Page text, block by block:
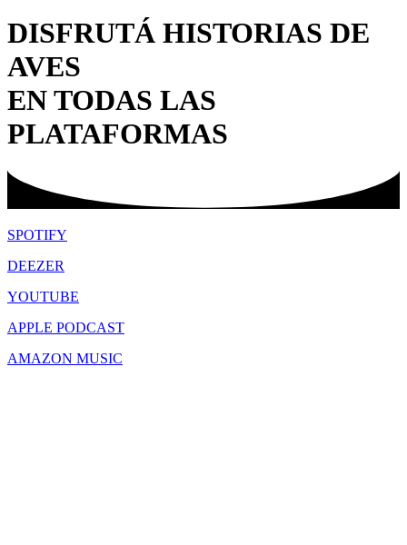
DISFRUTÁ HISTORIAS DE
AVES
EN TODAS LAS
PLATAFORMAS
SPOTIFY
DEEZER
YOUTUBE
APPLE PODCAST
AMAZON MUSIC